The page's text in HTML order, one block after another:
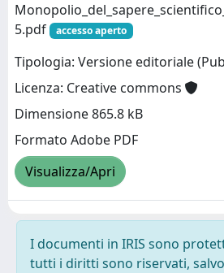
5.pdf
accesso aperto
Tipologia: Versione editoriale
Licenza: Creative commons
Dimensione 865.8 kB
Formato Adobe PDF
Visualizza/Apri
I documenti in IRIS sono
tutti i diritti sono riservati,